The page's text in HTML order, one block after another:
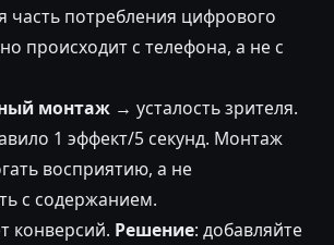
часть потребления цифрового
происходит с телефона, а не с
монтаж→ усталость зрителя.
1 эффект/5 секунд. Монтаж
восприятию, а не
с содержанием.
конверсий. Решение: добавляйте